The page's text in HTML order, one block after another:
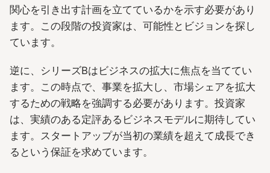
関心を引き出す計画を立てているかを示す必要があり
ます。この段階の投資家は、可能性とビジョンを探し
ています。
逆に、シリーズBはビジネスの拡大に焦点を当ててい
ます。この時点で、事業を拡大し、市場シェアを拡大
するための戦略を強調する必要があります。投資家
は、実績のある定評あるビジネスモデルに期待してい
ます。スタートアップが当初の業績を超えて成長でき
るという保証を求めています。